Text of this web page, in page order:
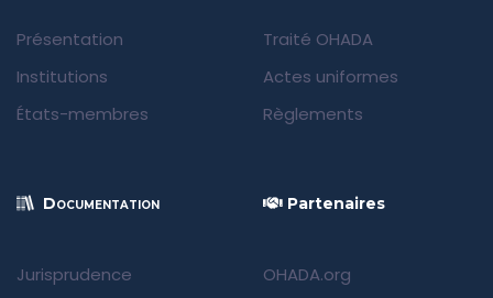
Présentation
Institutions
États-membres
Traité OHADA
Actes uniformes
Règlements
Documentation
Jurisprudence
Partenaires
OHADA.org